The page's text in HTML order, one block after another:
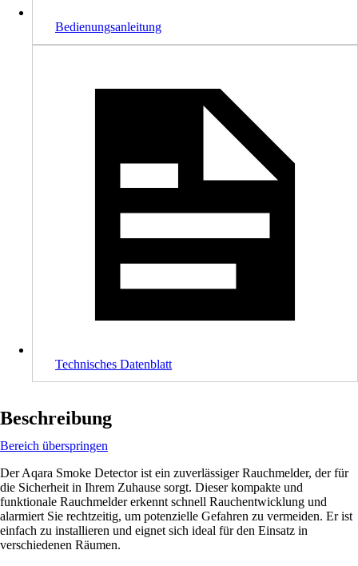
Bedienungsanleitung
Technisches Datenblatt
Beschreibung
Bereich überspringen
Der Aqara Smoke Detector ist ein zuverlässiger Rauchmelder, der für
die Sicherheit in Ihrem Zuhause sorgt. Dieser kompakte und
funktionale Rauchmelder erkennt schnell Rauchentwicklung und
alarmiert Sie rechtzeitig, um potenzielle Gefahren zu vermeiden. Er ist
einfach zu installieren und eignet sich ideal für den Einsatz in
verschiedenen Räumen.